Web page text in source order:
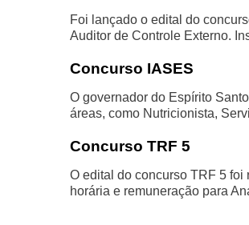
Foi lançado o edital do
Auditor de Controle Externo.
Concurso IASES
O governador do Espírito
áreas, como Nutricionista,
Concurso TRF 5
O edital do concurso TRF 5
horária e remuneração para